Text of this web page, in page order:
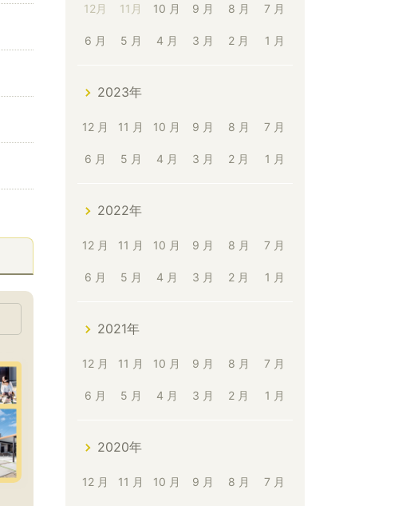
12月 11月 10 月 9 月 8 月 7 月
6 月 5 月 4 月 3 月 2 月 1 月
2023年
12 月 11 月 10 月 9 月 8 月 7 月
6 月 5 月 4 月 3 月 2 月 1 月
2022年
12 月 11 月 10 月 9 月 8 月 7 月
6 月 5 月 4 月 3 月 2 月 1 月
2021年
12 月 11 月 10 月 9 月 8 月 7 月
6 月 5 月 4 月 3 月 2 月 1 月
2020年
12 月 11 月 10 月 9 月 8 月 7 月